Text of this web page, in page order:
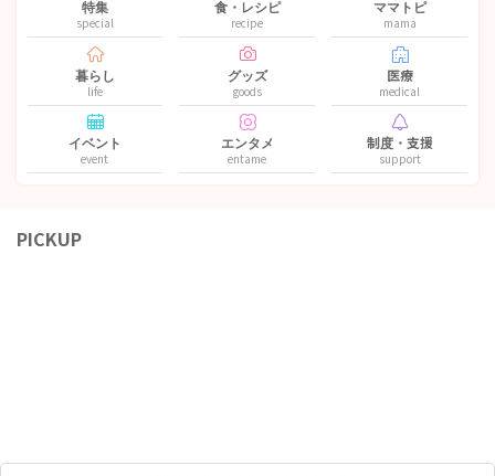
特集
special
食・レシピ
recipe
ママトピ
mama
暮らし
life
グッズ
goods
医療
medical
イベント
event
エンタメ
entame
制度・支援
support
PICKUP